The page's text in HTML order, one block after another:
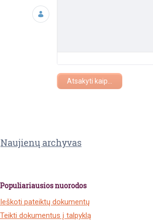
Atsakyti kaip...
Naujienų archyvas
Populiariausios nuorodos
Ieškoti pateiktų dokumentų
Teikti dokumentus į talpyklą